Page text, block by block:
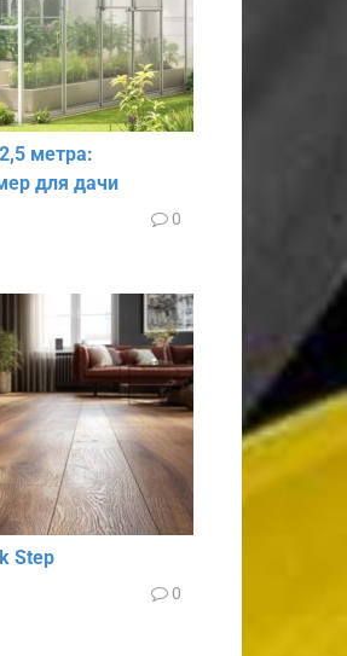
метра:
для дачи
0
Step
0